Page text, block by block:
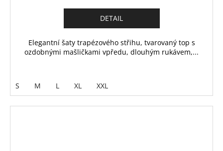
DETAIL
Elegantní šaty trapézového střihu, tvarovaný top s
ozdobnými mašličkami vpředu, dlouhým rukávem,...
S M L XL XXL